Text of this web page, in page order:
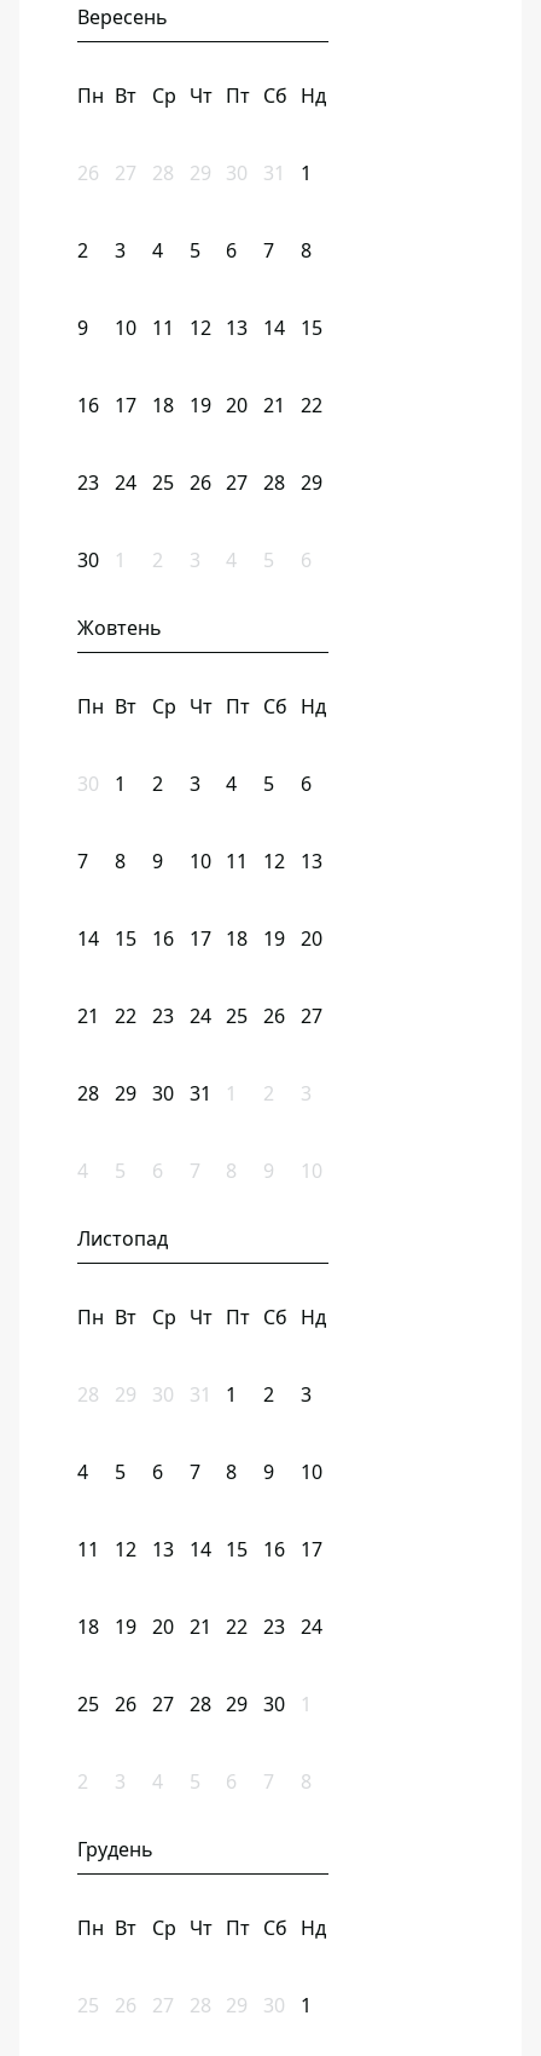
Вересень
Пн Вт Ср Чт Пт Сб Нд
26 27 28 29 30 31 1
2 3 4 5 6 7 8
9 10 11 12 13 14 15
16 17 18 19 20 21 22
23 24 25 26 27 28 29
30 1 2 3 4 5 6
Жовтень
Пн Вт Ср Чт Пт Сб Нд
30 1 2 3 4 5 6
7 8 9 10 11 12 13
14 15 16 17 18 19 20
21 22 23 24 25 26 27
28 29 30 31 1 2 3
4 5 6 7 8 9 10
Листопад
Пн Вт Ср Чт Пт Сб Нд
28 29 30 31 1 2 3
4 5 6 7 8 9 10
11 12 13 14 15 16 17
18 19 20 21 22 23 24
25 26 27 28 29 30 1
2 3 4 5 6 7 8
Грудень
Пн Вт Ср Чт Пт Сб Нд
25 26 27 28 29 30 1